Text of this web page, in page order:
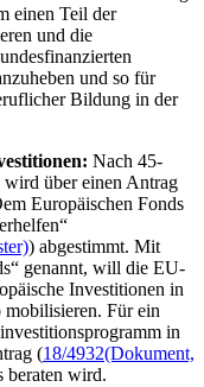
einen Teil der
und die
und so für
Bildung in der
Nach 45-
über einen Antrag
Europäischen Fonds
) abgestimmt. Mit
“ genannt, will die EU-
Investitionen in
Für ein
in
(18/4932(Dokument,
beraten wird.